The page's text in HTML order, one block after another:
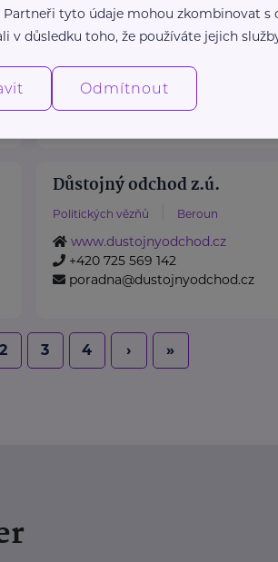
Dobrovolnické centrum
Cyrila Boudy Kladno
http://www.dckladno.cz
+420 774 333 207
dckladno@dckladno.cz
Důstojný odchod z.ú.
Politických vězňů Beroun
www.dustojnyodchod.cz
+420 725 569 142
poradna@dustojnyodchod.cz
2 3 4 › »
Partneři tyto údaje mohou zkombinovat
v důsledku toho, že používáte jejich
Odmítnout